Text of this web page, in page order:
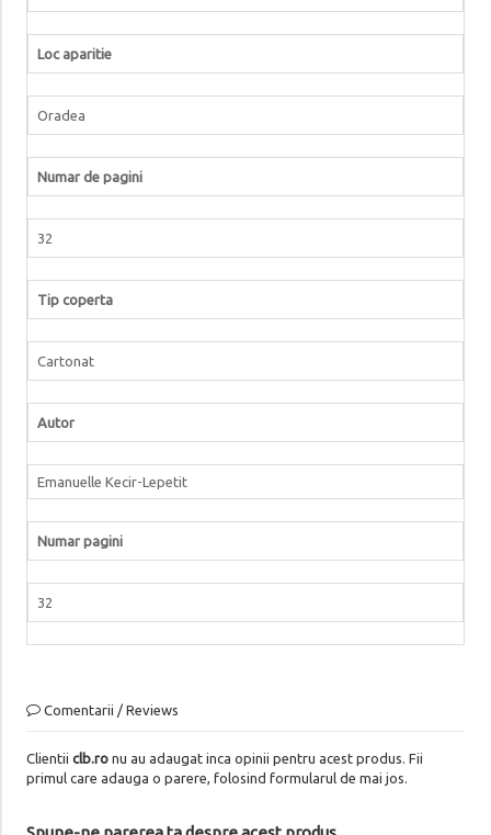
Loc aparitie
Oradea
Numar de pagini
32
Tip coperta
Cartonat
Autor
Emanuelle Kecir-Lepetit
Numar pagini
32
Comentarii / Reviews
Clientii clb.ronu au adaugat inca opinii pentru acest produs. Fii
primul care adauga o parere, folosind formularul de mai jos.